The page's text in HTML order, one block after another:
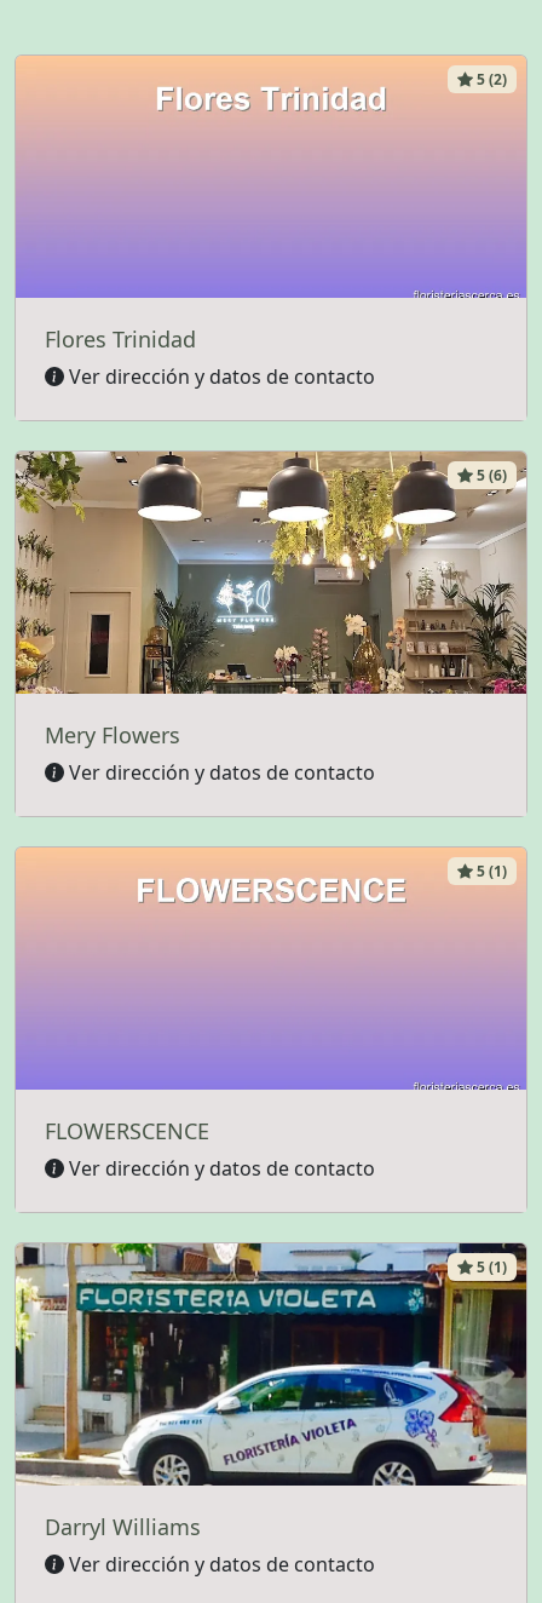
5 (2)
Flores Trinidad
Ver dirección y datos de contacto
5 (6)
Mery Flowers
Ver dirección y datos de contacto
5 (1)
FLOWERSCENCE
Ver dirección y datos de contacto
5 (1)
Darryl Williams
Ver dirección y datos de contacto